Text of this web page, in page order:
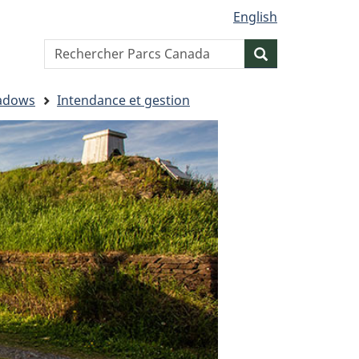
English
Search
website
Intendance et gestion